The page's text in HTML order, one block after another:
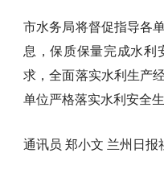
市水务局将督促指导各
息，保质保量完成水利
求，全面落实水利生产
单位严格落实水利安全
通讯员 郑小文 兰州日报